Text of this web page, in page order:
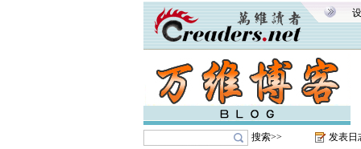
搜索>> 发表日